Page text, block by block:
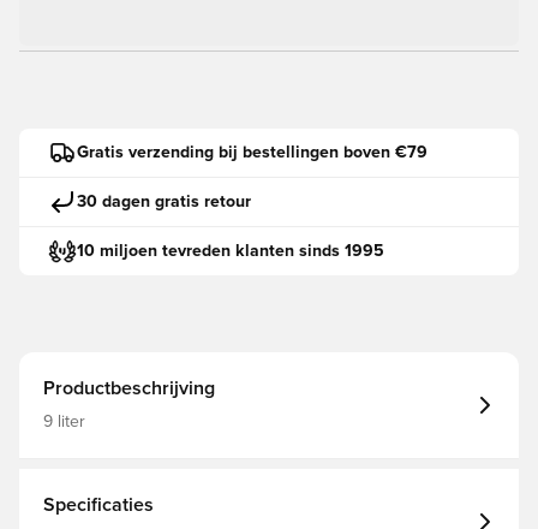
Gratis verzending bij bestellingen boven €79
30 dagen gratis retour
10 miljoen tevreden klanten sinds 1995
Productbeschrijving
9 liter
Specificaties